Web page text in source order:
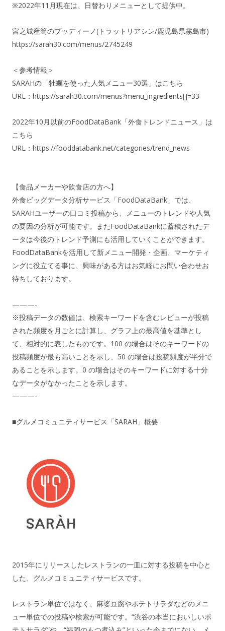
※2022年11月現在は、日替わりメニューとして提供中。
宮之城産筍のブッディーノ(トラットリアシン/鹿児島県霧島市)
https://sarah30.com/menus/2745249
＜参考情報＞
SARAHの「牡蠣を使った人気メニュー30選」はこちら
URL： https://sarah30.com/menus?menu_ingredients[]=33
2022年10月以前のFoodDataBank「外食トレンドニュース」は
こちら
URL： https://fooddatabank.net/categories/trend_news
【食品メーカーや飲食店の方へ】
外食ビッグデータ分析サービス「FoodDataBank」では、
SARAHユーザーの口コミ投稿から、メニューのトレンドや人気
の要因の分析が可能です。またFoodDataBankに蓄積されたデ
ータは今後のトレンド予測にも活用していくことができます。
FoodDataBankを活用して新メニュー開発・企画、マーケティ
ングに役立てる事に、興味がある方はお気軽にお問い合わせお
待ちしております。
———-
※投稿データの数値は、検索キーワードを含むレビューが投稿
された頻度を月ごとに計算し、グラフ上の最高値を基準とし
て、相対的に表したものです。100 の場合はそのキーワードの
投稿頻度が最も高いことを示し、50 の場合は投稿頻度が半分で
あることを示します。0 の場合はそのキーワードに対する十分
なデータがなかったことを示します。
———-
■グルメコミュニティサービス「SARAH」概要
2015年にリリースしたレストランの一皿に対する投稿を中心と
した、グルメコミュニティサービスです。
レストラン単位ではなく、麻婆豆腐やポテトサラダなどのメニ
ュー単位での投稿や検索が可能です。“渋谷の本当においしいポ